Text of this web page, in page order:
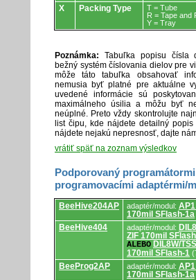
X Packing Type
T = Tube
R = Tape and
Y = Tray
Poznámka: Tabuľka popisu čísla
bežný systém číslovania dielov pre
môže táto tabuľka obsahovať
nemusia byť platné pre aktuálne
uvedené informácie sú
maximálneho úsilia a môžu byť
neúplné. Preto vždy skontrolujte
list čipu, kde nájdete detailný
nájdete nejakú nepresnosť, dajte
vrátiť späť na zoznam výsledkov
Podporovaný
programovacími adaptérmi/
Podporovaný
programátormi
a
programovacími
adaptérmi/modulmi.
BeeHive204AP adaptér/modul: AP1
170mil SFlash-1a
BeeHive404 adaptér/modul:
ZIF 170mil
ALEBO DIL8W/
170mil SFlash-1
BeeProg2AP adaptér/modul: AP1
170mil SFlash-1a